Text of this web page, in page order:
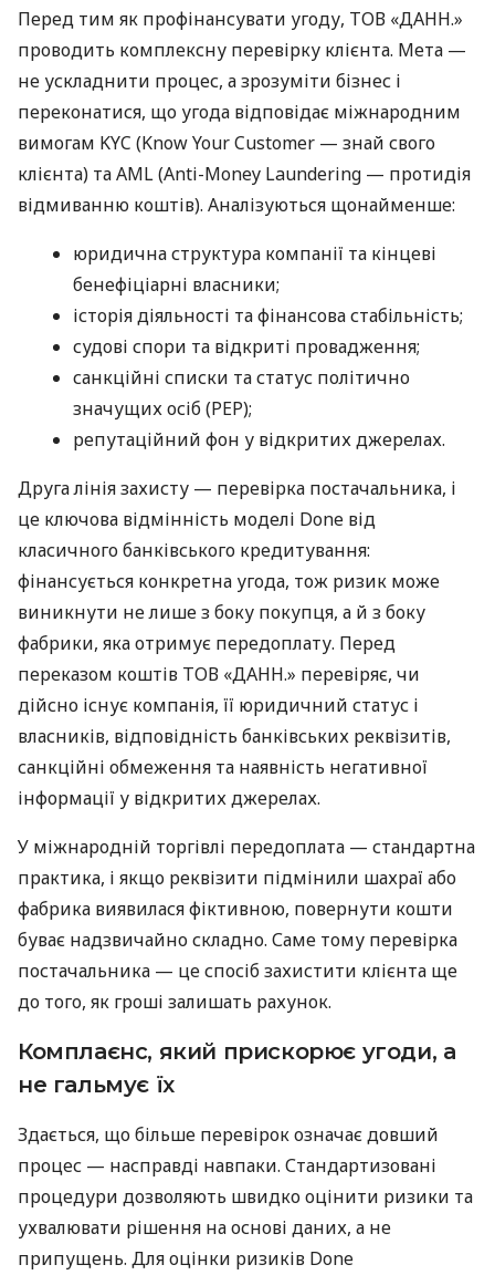
Перед тим як профінансувати угоду, ТОВ «ДАНН.»
проводить комплексну перевірку клієнта. Мета —
не ускладнити процес, а зрозуміти бізнес і
переконатися, що угода відповідає міжнародним
вимогам KYC (Know Your Customer — знай свого
клієнта) та AML (Anti-Money Laundering — протидія
відмиванню коштів). Аналізуються щонайменше:
юридична структура компанії та кінцеві
бенефіціарні власники;
історія діяльності та фінансова стабільність;
судові спори та відкриті провадження;
санкційні списки та статус політично
значущих осіб (PEP);
репутаційний фон у відкритих джерелах.
Друга лінія захисту — перевірка постачальника, і
це ключова відмінність моделі Done від
класичного банківського кредитування:
фінансується конкретна угода, тож ризик може
виникнути не лише з боку покупця, а й з боку
фабрики, яка отримує передоплату. Перед
переказом коштів ТОВ «ДАНН.» перевіряє, чи
дійсно існує компанія, її юридичний статус і
власників, відповідність банківських реквізитів,
санкційні обмеження та наявність негативної
інформації у відкритих джерелах.
У міжнародній торгівлі передоплата — стандартна
практика, і якщо реквізити підмінили шахраї або
фабрика виявилася фіктивною, повернути кошти
буває надзвичайно складно. Саме тому перевірка
постачальника — це спосіб захистити клієнта ще
до того, як гроші залишать рахунок.
Комплаєнс, який прискорює угоди, а
не гальмує їх
Здається, що більше перевірок означає довший
процес — насправді навпаки. Стандартизовані
процедури дозволяють швидко оцінити ризики та
ухвалювати рішення на основі даних, а не
припущень. Для оцінки ризиків Done